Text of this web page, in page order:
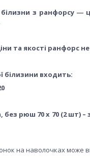
білизни з ранфорсу ―
та якості ранфорс
білизини входить:
без рюш 70 х 70 (2 шт)
на наволочках може